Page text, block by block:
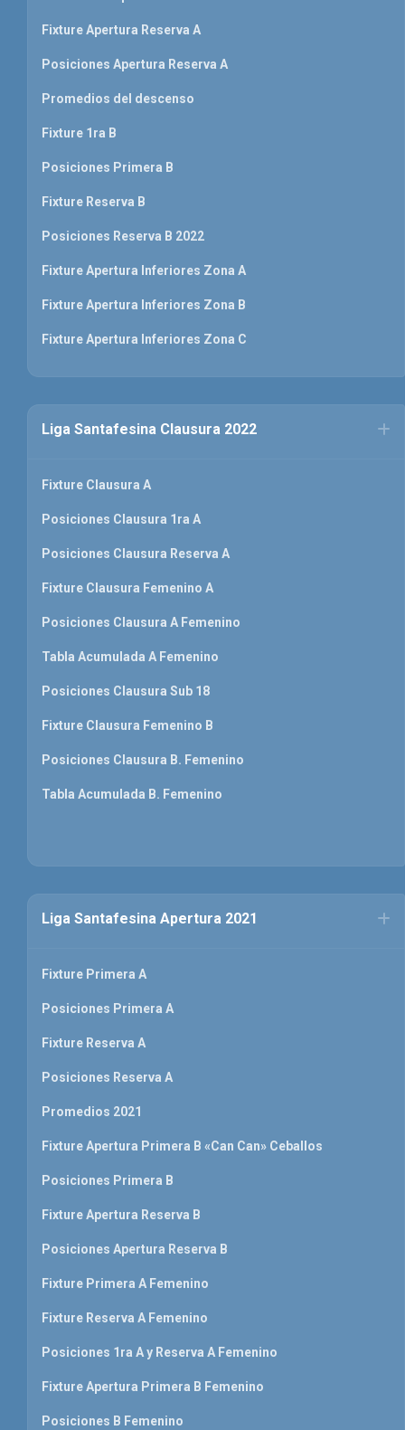
Fixture Apertura Reserva A
Posiciones Apertura Reserva A
Promedios del descenso
Fixture 1ra B
Posiciones Primera B
Fixture Reserva B
Posiciones Reserva B 2022
Fixture Apertura Inferiores Zona A
Fixture Apertura Inferiores Zona B
Fixture Apertura Inferiores Zona C
Liga Santafesina Clausura 2022
Fixture Clausura A
Posiciones Clausura 1ra A
Posiciones Clausura Reserva A
Fixture Clausura Femenino A
Posiciones Clausura A Femenino
Tabla Acumulada A Femenino
Posiciones Clausura Sub 18
Fixture Clausura Femenino B
Posiciones Clausura B. Femenino
Tabla Acumulada B. Femenino
Liga Santafesina Apertura 2021
Fixture Primera A
Posiciones Primera A
Fixture Reserva A
Posiciones Reserva A
Promedios 2021
Fixture Apertura Primera B «Can Can» Ceballos
Posiciones Primera B
Fixture Apertura Reserva B
Posiciones Apertura Reserva B
Fixture Primera A Femenino
Fixture Reserva A Femenino
Posiciones 1ra A y Reserva A Femenino
Fixture Apertura Primera B Femenino
Posiciones B Femenino